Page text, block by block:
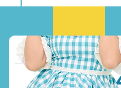
お電話で